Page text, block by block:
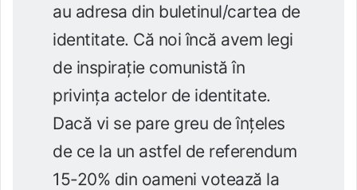
au adresa din buletinul/cartea de
identitate. Că noi încă avem legi
de inspirație comunistă în
privința actelor de identitate.
Dacă vi se pare greu de înțeles
de ce la un astfel de referendum
15-20% din oameni votează la